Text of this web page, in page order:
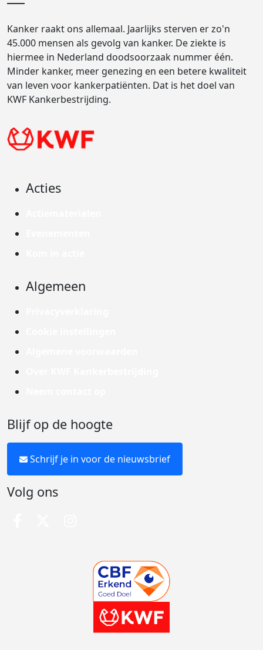
Kanker raakt ons allemaal. Jaarlijks sterven er zo'n
45.000 mensen als gevolg van kanker. De ziekte is
hiermee in Nederland doodsoorzaak nummer één.
Minder kanker, meer genezing en een betere kwaliteit
van leven voor kankerpatiënten. Dat is het doel van
KWF Kankerbestrijding.
Acties
Algemeen
Blijf op de hoogte
Schrijf je in voor de nieuwsbrief
Volg ons